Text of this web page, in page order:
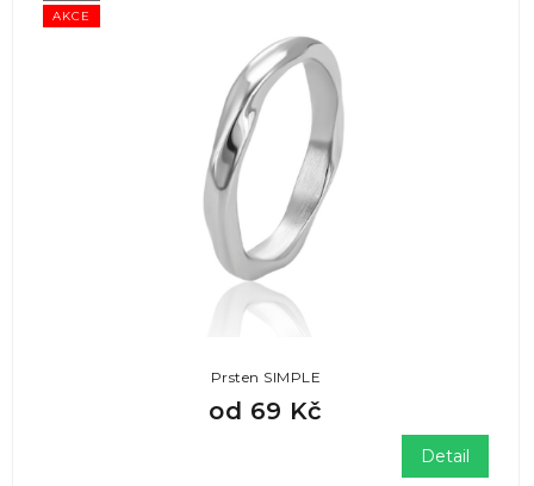
AKCE
Prsten SIMPLE
od 69 Kč
Detail